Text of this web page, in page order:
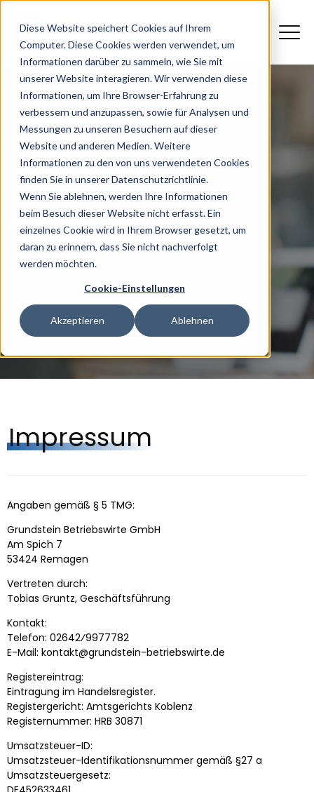
Diese Website speichert Cookies auf Ihrem
Computer. Diese Cookies werden verwendet, um
Informationen darüber zu sammeln, wie Sie mit
unserer Website interagieren. Wir verwenden diese
Informationen, um Ihre Browser-Erfahrung zu
verbessern und anzupassen, sowie für Analysen und
Messungen zu unseren Besuchern auf dieser
Website und anderen Medien. Weitere
Informationen zu den von uns verwendeten Cookies
finden Sie in unserer Datenschutzrichtlinie.
Wenn Sie ablehnen, werden Ihre Informationen
beim Besuch dieser Website nicht erfasst. Ein
einzelnes Cookie wird in Ihrem Browser gesetzt, um
daran zu erinnern, dass Sie nicht nachverfolgt
werden möchten.
Cookie-Einstellungen
Akzeptieren Ablehnen
Impressum
Impressum
Angaben gemäß § 5 TMG:
Grundstein Betriebswirte GmbH
Am Spich 7
53424 Remagen
Vertreten durch:
Tobias Gruntz, Geschäftsführung
Kontakt:
Telefon: 02642⁄9977782
E-Mail: kontakt@grundstein-betriebswirte.de
Registereintrag:
Eintragung im Handelsregister.
Registergericht: Amtsgerichts Koblenz
Registernummer: HRB 30871
Umsatzsteuer-ID:
Umsatzsteuer-Identifikationsnummer gemäß §27 a
Umsatzsteuergesetz: